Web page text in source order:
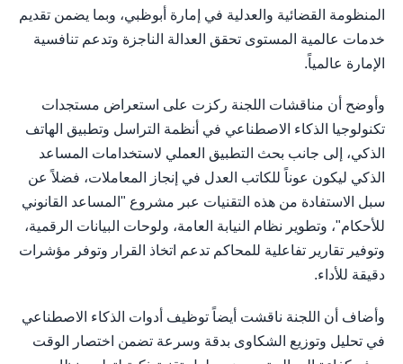
المنظومة القضائية والعدلية في إمارة أبوظبي، وبما يضمن تقديم
خدمات عالمية المستوى تحقق العدالة الناجزة وتدعم تنافسية
الإمارة عالمياً.
​وأوضح أن مناقشات اللجنة ركزت على استعراض مستجدات
تكنولوجيا الذكاء الاصطناعي في أنظمة التراسل وتطبيق الهاتف
الذكي، إلى جانب بحث التطبيق العملي لاستخدامات المساعد
الذكي ليكون عوناً للكاتب العدل في إنجاز المعاملات، فضلاً عن
سبل الاستفادة من هذه التقنيات عبر مشروع "المساعد القانوني
للأحكام"، وتطوير نظام النيابة العامة، ولوحات البيانات الرقمية،
وتوفير تقارير تفاعلية للمحاكم تدعم اتخاذ القرار وتوفر مؤشرات
دقيقة للأداء.
​وأضاف أن اللجنة ناقشت أيضاً توظيف أدوات الذكاء الاصطناعي
في تحليل وتوزيع الشكاوى بدقة وسرعة تضمن اختصار الوقت